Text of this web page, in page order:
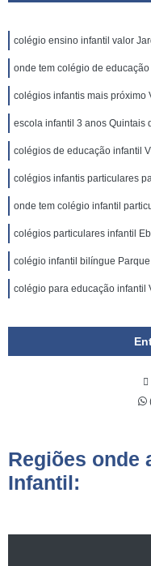
colégio ensino infantil valor
onde tem colégio de
colégios infantis mais próximo
escola infantil 3 anos Quintais
colégios de educação infantil
colégios infantis particulares
onde tem colégio infantil
colégios particulares infantil
colégio infantil bilíngue
colégio para educação infantil
Regiões onde
Infantil: